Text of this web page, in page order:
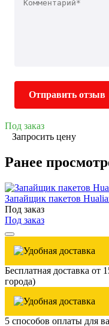
Отправить отзыв
Под заказ
Запросить цену
Ранее
Запайщик пакетов
Под заказ
Под заказ
Бесплатная доставка от
города)
5 способов оплаты для